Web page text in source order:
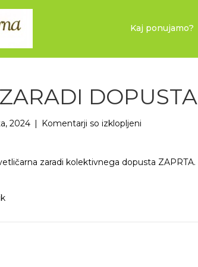
Kaj ponujamo?
DOPUSTA
2024 | Komentarji so izklopljeni
DOPUSTA
zaradi kolektivnega dopusta ZAPRTA.